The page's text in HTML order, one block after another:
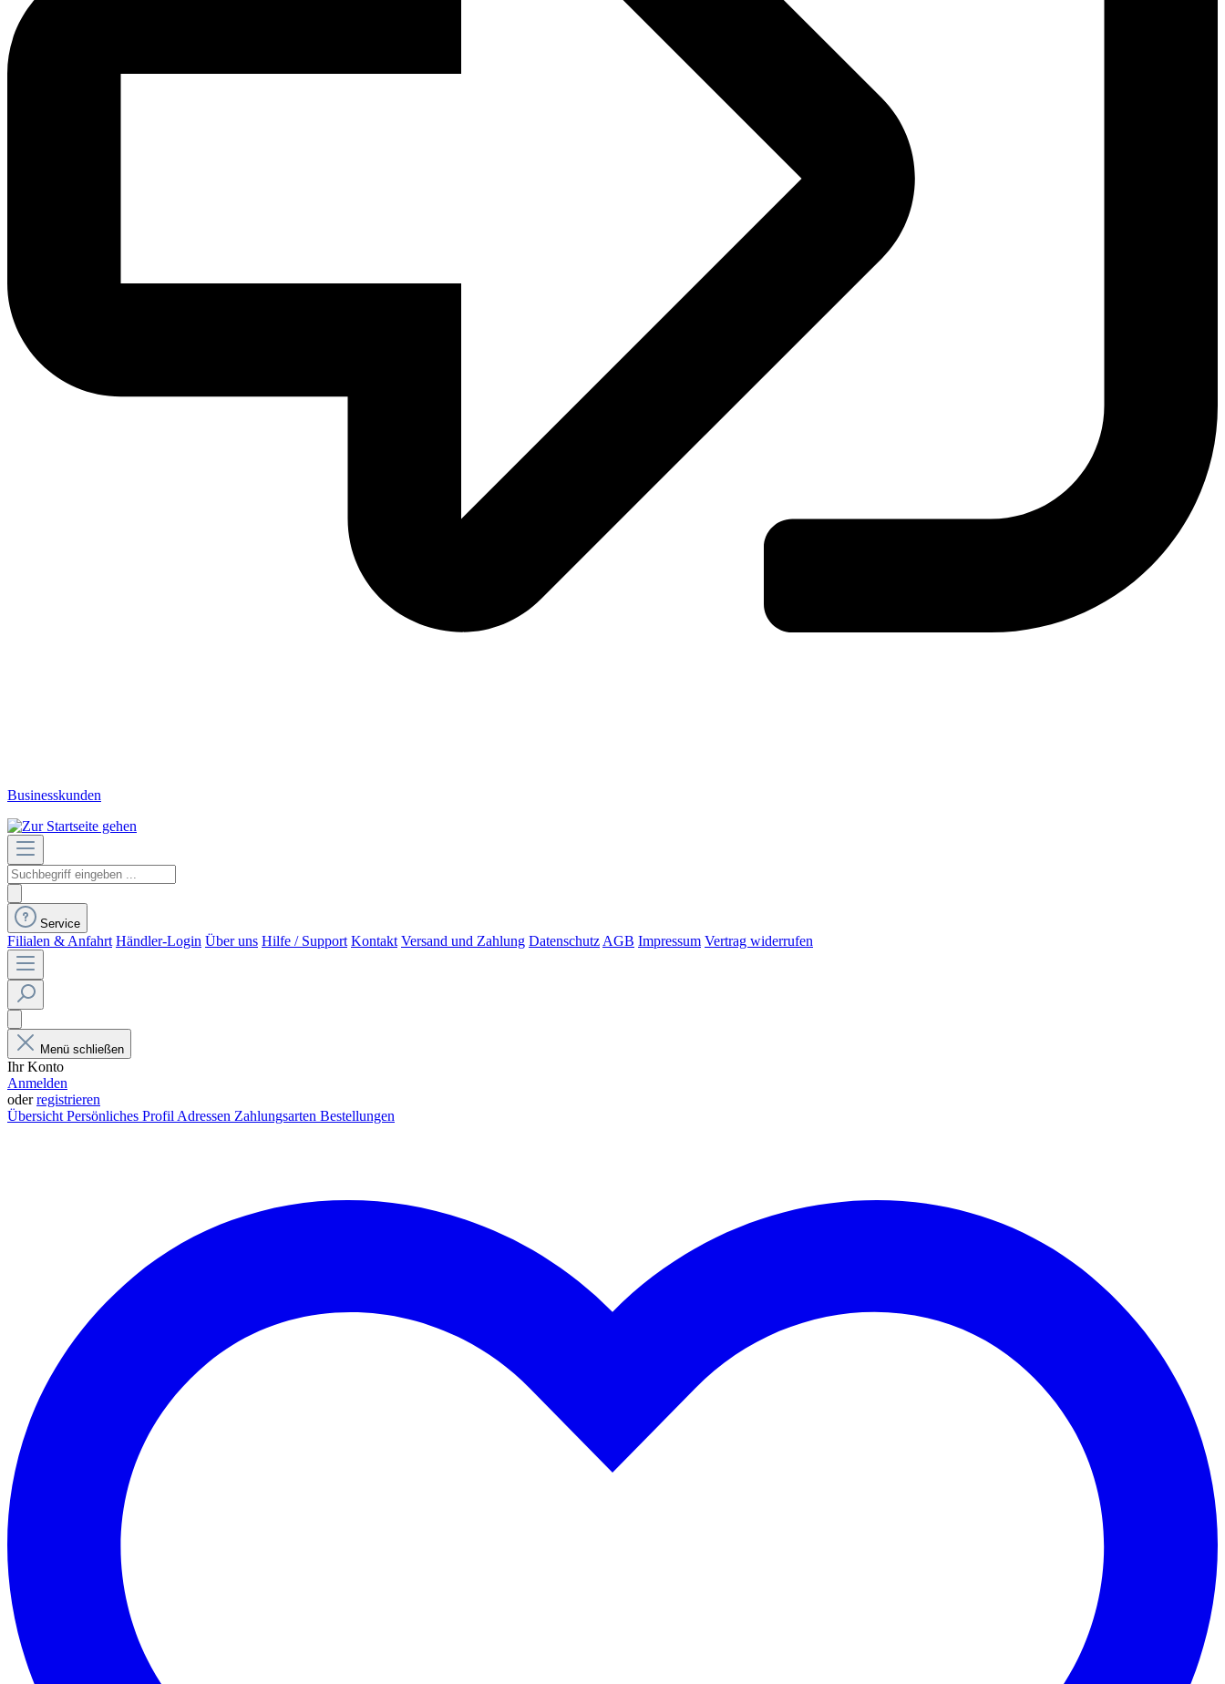
Businesskunden
Service
Filialen & Anfahrt Händler-Login Über uns Hilfe / Support Kontakt Versand und Zahlung DatenschutzAGB Impressum Vertrag widerrufen
Menü schließen
Ihr Konto
Anmelden
oderregistrieren
ÜbersichtPersönliches ProfilAdressen Zahlungsarten Bestellungen